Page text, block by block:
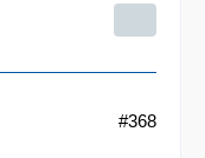
#368